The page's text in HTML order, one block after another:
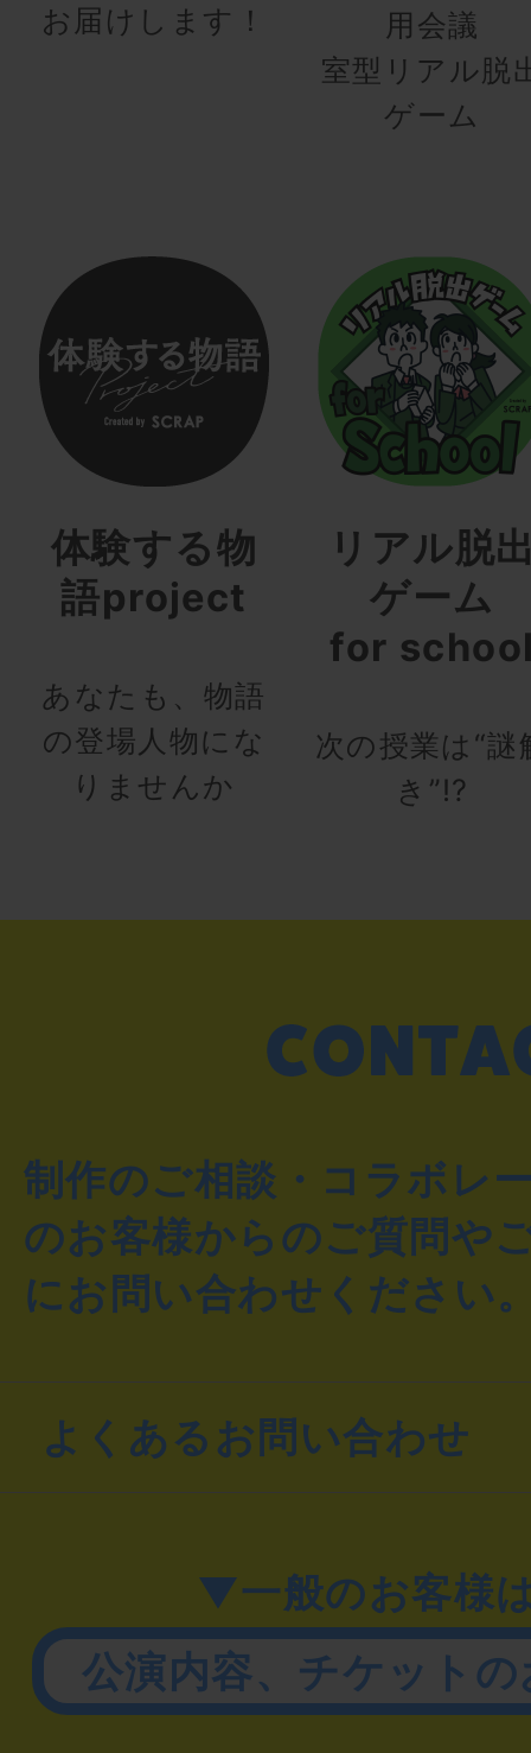
お届けします！
用会議
室型リアル脱
ゲーム
体験する物
語project
あなたも、物語
の登場人物にな
りませんか
リアル脱
ゲーム
for
次の授業は“謎
き”!?
制作のご相談・コラボレ
のお客様からのご質問や
にお問い合わせください
よくあるお問い合わせ
▼一般のお客様
公演内容、チケット